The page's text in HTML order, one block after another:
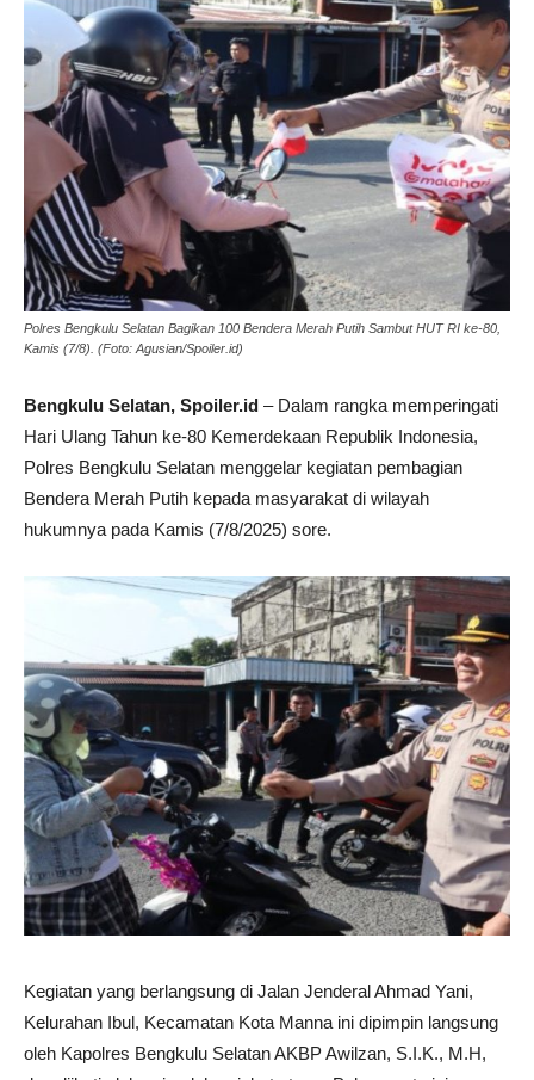
Polres Bengkulu Selatan Bagikan 100 Bendera Merah Putih Sambut HUT RI ke-80,
Kamis (7/8). (Foto: Agusian/Spoiler.id)
Bengkulu Selatan, Spoiler.id – Dalam rangka memperingati
Hari Ulang Tahun ke-80 Kemerdekaan Republik Indonesia,
Polres Bengkulu Selatan menggelar kegiatan pembagian
Bendera Merah Putih kepada masyarakat di wilayah
hukumnya pada Kamis (7/8/2025) sore.
Kegiatan yang berlangsung di Jalan Jenderal Ahmad Yani,
Kelurahan Ibul, Kecamatan Kota Manna ini dipimpin langsung
oleh Kapolres Bengkulu Selatan AKBP Awilzan, S.I.K., M.H,